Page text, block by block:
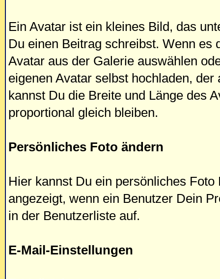
Ein Avatar ist ein kleines Bild, das
Du einen Beitrag schreibst. Wenn es
Avatar aus der Galerie auswählen
eigenen Avatar selbst hochladen,
kannst Du die Breite und Länge des
proportional gleich bleiben.
Persönliches Foto ändern
Hier kannst Du ein persönliches
angezeigt, wenn ein Benutzer Dein
in der Benutzerliste auf.
E-Mail-Einstellungen